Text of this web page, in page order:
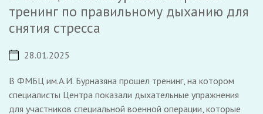
тренинг по правильному дыханию для
снятия стресса
28.01.2025
В ФМБЦ им.А.И. Бурназяна прошел тренинг, на котором
специалисты Центра показали дыхательные упражнения
для участников специальной военной операции, которые